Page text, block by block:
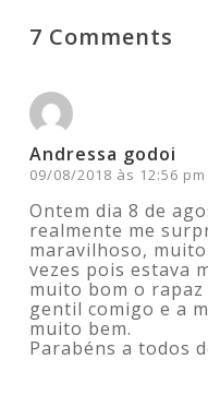
7 Comments
Andressa godoi
09/08/2018 às 12:56 pm
Ontem dia 8 de
realmente me
maravilhoso,
vezes pois estava
muito bom o
gentil comigo e a
muito bem.
Parabéns a todos